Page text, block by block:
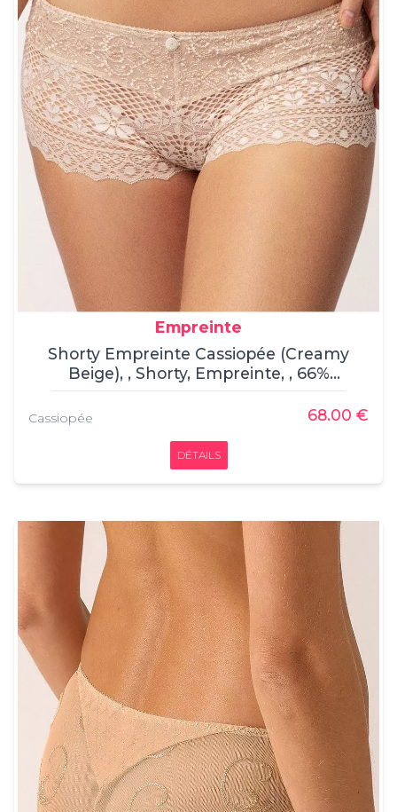
Empreinte
Shorty Empreinte Cassiopée (Creamy
Beige), , Shorty, Empreinte, , 66%
Polyamide, 17% Polyester, 16%
Cassiopée 68.00 €
DÉTAILS